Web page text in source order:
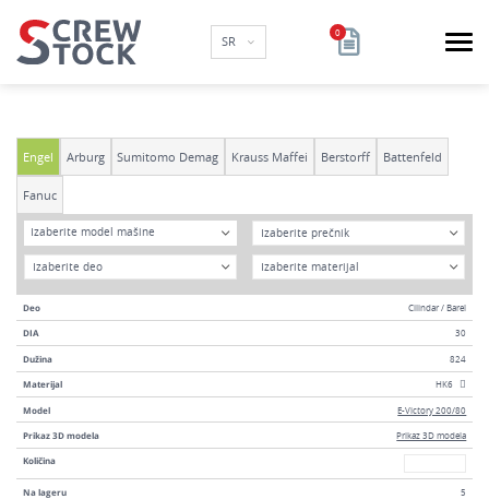
SR
Engel Arburg Sumitomo Demag Krauss Maffei Berstorff Battenfeld
Fanuc
Model
Izaberite model mašine
DIA
Godina
Materijal
Deo Cilindar / Barel
DIA 30
Dužina 824
Materijal HK6
Model E-Victory 200/80
Prikaz 3D modela Prikaz 3D modela
Količina
Na lageru 5